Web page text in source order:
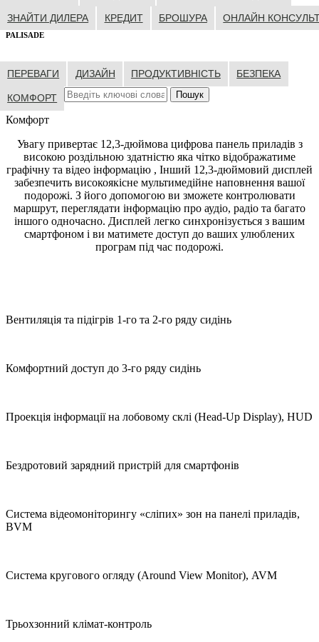
ЗНАЙТИ ДИЛЕРА КРЕДИТ БРОШУРА ОНЛАЙН
PALISADE
ПЕРЕВАГИ ДИЗАЙН ПРОДУКТИВНІСТЬ БЕЗПЕКА
КОМФОРТ
Комфорт
Увагу привертає 12,3-дюймова цифрова панель приладів з
високою роздільною здатністю яка чітко відображатиме
графічну та відео інформацію , Інший 12,3-дюймовий дисплей
забезпечить високоякісне мультимедійне наповнення вашої
подорожі. З його допомогою ви зможете контролювати
маршрут, переглядати інформацію про аудіо, радіо та багато
іншого одночасно. Дисплей легко синхронізується з вашим
смартфоном і ви матимете доступ до ваших улюблених
програм під час подорожі.
Вентиляція та підігрів 1-го та 2-го ряду сидінь
Комфортний доступ до 3-го ряду сидінь
Проекція інформації на лобовому склі (Head-Up Display), HUD
Бездротовий зарядний пристрій для смартфонів
Система відеомоніторингу «сліпих» зон на панелі приладів,
BVM
Система кругового огляду (Around View Monitor), AVM
Трьохзонний клімат-контроль